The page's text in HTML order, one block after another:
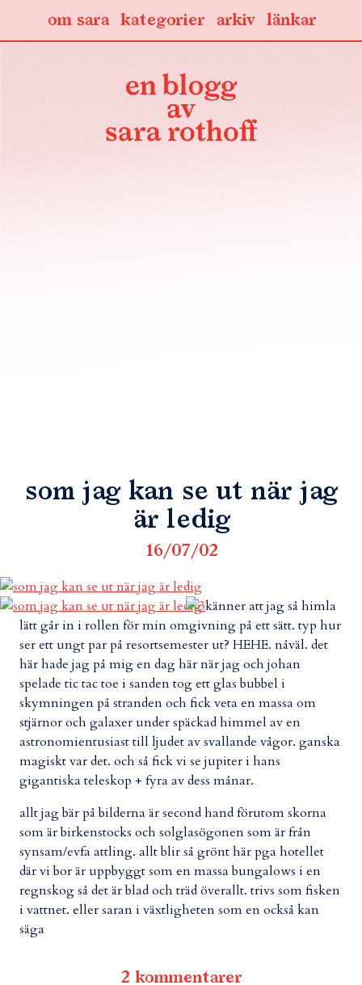
länkar
arkiv
kategorier
om sara
som jag kan se ut när jag
är ledig
16/07/02
känner att jag så himla
lätt går in i rollen för min omgivning på ett sätt. typ hur
ser ett ungt par på resortsemester ut? HEHE. nåväl. det
här hade jag på mig en dag här när jag och johan
spelade tic tac toe i sanden tog ett glas bubbel i
skymningen på stranden och fick veta en massa om
stjärnor och galaxer under späckad himmel av en
astronomientusiast till ljudet av svallande vågor. ganska
magiskt var det. och så fick vi se jupiter i hans
gigantiska teleskop + fyra av dess månar.
allt jag bär på bilderna är second hand förutom skorna
som är birkenstocks och solglasögonen som är från
synsam/evfa attling. allt blir så grönt här pga hotellet
där vi bor är uppbyggt som en massa bungalows i en
regnskog så det är blad och träd överallt. trivs som fisken
i vattnet. eller saran i växtligheten som en också kan
säga
2 kommentarer